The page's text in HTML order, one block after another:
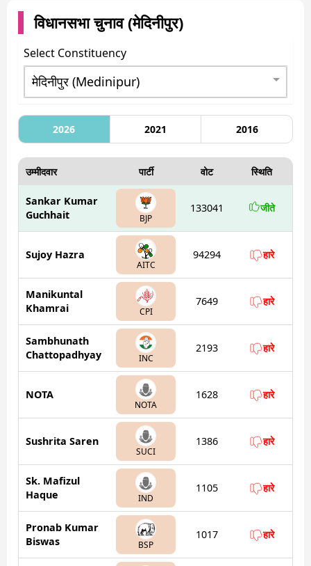
विधानसभा चुनाव (मेदिनीपुर)
Select Constituency
2026 2021 2016
उम्मीदवार पार्टी वोट स्थिति
Sankar Kumar
Guchhait
BJP
133041 जीते
Sujoy Hazra
AITC
94294 हारे
Manikuntal
Khamrai
CPI
7649 हारे
Sambhunath
Chattopadhyay
INC
2193 हारे
NOTA
NOTA
1628 हारे
Sushrita Saren
SUCI
1386 हारे
Sk. Mafizul
Haque
IND
1105 हारे
Pronab Kumar
Biswas
BSP
1017 हारे